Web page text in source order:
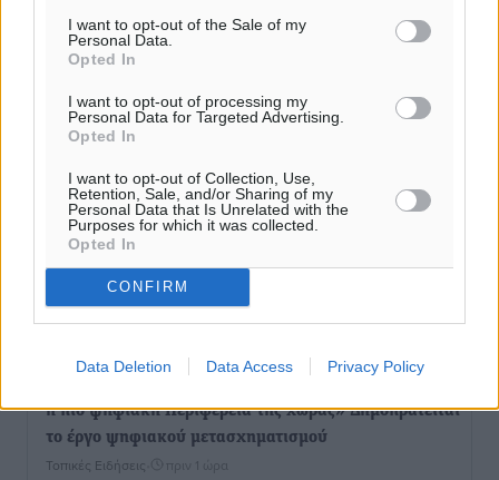
I want to opt-out of the Sale of my
Personal Data.
Opted In
I want to opt-out of processing my
Personal Data for Targeted Advertising.
Opted In
I want to opt-out of Collection, Use,
Retention, Sale, and/or Sharing of my
Personal Data that Is Unrelated with the
Purposes for which it was collected.
Opted In
CONFIRM
Data Deletion Data Access Privacy Policy
Καιρός «hot – dry – windy» τις επόμενες 48 ώρες στη
χώρα
Ειδήσεις πριν 25 λεπτά
αγάπης για τα παιδιά
Τοπικές Ειδήσεις• πριν 55 λεπτά
Τουρισμός: Με θετικό πρόσημο έως τώρα η χρονιά,
παρά τα σκαμπανεβάσματα
Ειδήσεις• πριν 1 ώρα
η πιο ψηφιακή Περιφέρεια της χώρας» Δημοπρατείται
το έργο ψηφιακού μετασχηματισμού
Τοπικές Ειδήσεις πριν 1 ώρα